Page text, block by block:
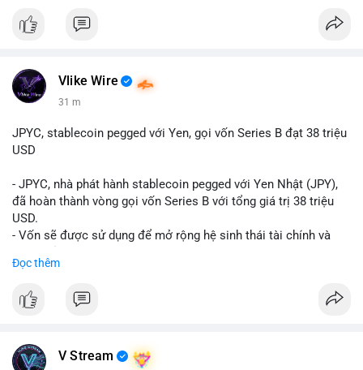
Vlike Wire
31 m
JPYC, stablecoin pegged với Yen, gọi vốn Series B đạt 38 triệu
USD
- JPYC, nhà phát hành stablecoin pegged với Yen Nhật (JPY),
đã hoàn thành vòng gọi vốn Series B với tổng giá trị 38 triệu
USD.
- Vốn sẽ được sử dụng để mở rộng hệ sinh thái tài chính và
- Mục tiêu là tăng tốc độ przyjęcie của token yen-pegged JPYC
- Đây là bước tiến quan trọng trong việc phát triển stablecoin
Đọc thêm
V Stream